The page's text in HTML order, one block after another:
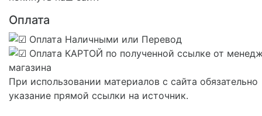
Оплата
При использовании материалов с сайта обязательно
указание прямой ссылки на источник.